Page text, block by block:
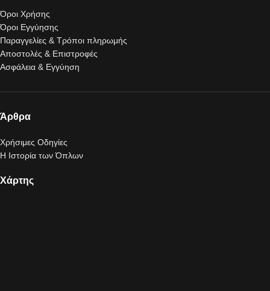
Όροι Χρήσης
Όροι Εγγύησης
Παραγγελίες & Τρόποι πληρωμής
Αποστολές & Επιστροφές
Ασφάλεια & Εγγύηση
Άρθρα
Χρήσιμες Οδηγίες
Η Ιστορία των Όπλων
Χάρτης